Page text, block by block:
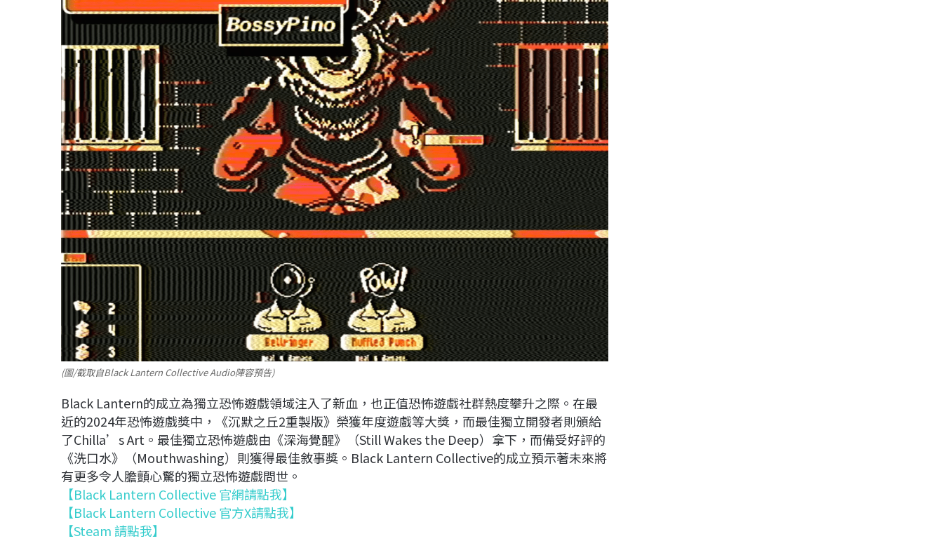
(圖/截取自Black Lantern Collective Audio陣容預告)
Black Lantern的成立為獨立恐怖遊戲領域注入了新血，也正值恐怖遊戲社群熱度攀升之際。在最
近的2024年恐怖遊戲獎中，《沉默之丘2重製版》榮獲年度遊戲等大獎，而最佳獨立開發者則頒給
了Chilla’s Art。最佳獨立恐怖遊戲由《深海覺醒》（Still Wakes the Deep）拿下，而備受好評的
《洗口水》（Mouthwashing）則獲得最佳敘事獎。Black Lantern Collective的成立預示著未來將
有更多令人膽顫心驚的獨立恐怖遊戲問世。
【Black Lantern Collective 官網請點我】
【Black Lantern Collective 官方X請點我】
【Steam 請點我】